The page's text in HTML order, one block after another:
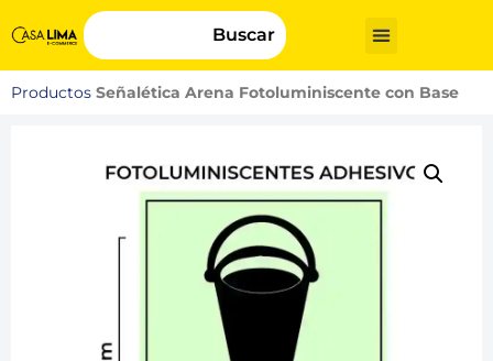
Buscar
Productos Señalética Arena Fotoluminiscente con Base